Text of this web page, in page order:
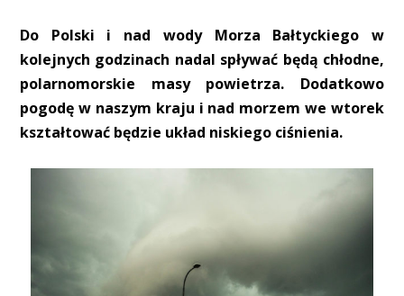
Do Polski i nad wody Morza Bałtyckiego w
kolejnych godzinach nadal spływać będą chłodne,
polarnomorskie masy powietrza. Dodatkowo
pogodę w naszym kraju i nad morzem we wtorek
kształtować będzie układ niskiego ciśnienia.